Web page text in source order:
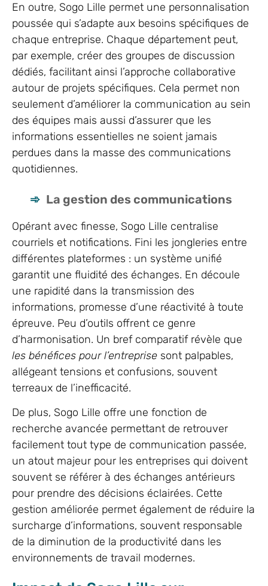
En outre, Sogo Lille permet une personnalisation
poussée qui s’adapte aux besoins spécifiques de
chaque entreprise. Chaque département peut,
par exemple, créer des groupes de discussion
dédiés, facilitant ainsi l’approche collaborative
autour de projets spécifiques. Cela permet non
seulement d’améliorer la communication au sein
des équipes mais aussi d’assurer que les
informations essentielles ne soient jamais
perdues dans la masse des communications
quotidiennes.
La gestion des communications
Opérant avec finesse, Sogo Lille centralise
courriels et notifications. Fini les jongleries entre
différentes plateformes : un système unifié
garantit une fluidité des échanges. En découle
une rapidité dans la transmission des
informations, promesse d’une réactivité à toute
épreuve. Peu d’outils offrent ce genre
d’harmonisation. Un bref comparatif révèle que
les bénéfices pour l’entreprise sont palpables,
allégeant tensions et confusions, souvent
terreaux de l’inefficacité.
De plus, Sogo Lille offre une fonction de
recherche avancée permettant de retrouver
facilement tout type de communication passée,
un atout majeur pour les entreprises qui doivent
souvent se référer à des échanges antérieurs
pour prendre des décisions éclairées. Cette
gestion améliorée permet également de réduire la
surcharge d’informations, souvent responsable
de la diminution de la productivité dans les
environnements de travail modernes.